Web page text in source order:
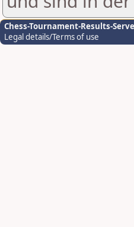
Chess-Tournament-Results-
Legal details/Terms of use